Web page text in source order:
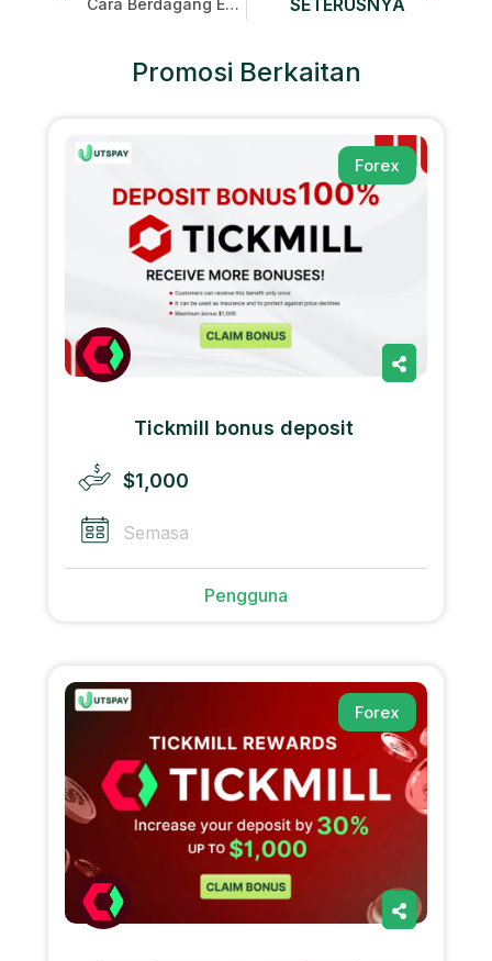
Promosi Berkaitan
Forex
Tickmill bonus deposit
$1,000
Semasa
Pengguna
Forex